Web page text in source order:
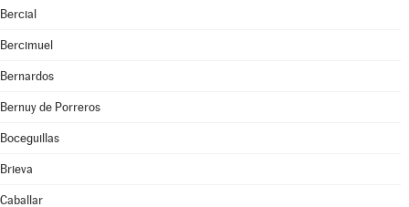
Bercial
Bercimuel
Bernardos
Bernuy de Porreros
Boceguillas
Brieva
Caballar